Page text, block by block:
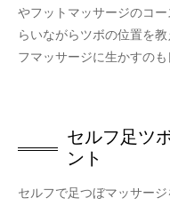
やフットマッサージのコ
らいながらツボの位置を
フマッサージに生かすのも
セルフ足ツ
ント
セルフで足つぼマッサー